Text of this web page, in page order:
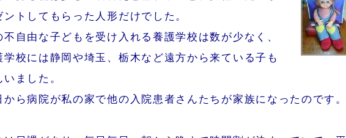
ントしてもらった人形だけでした。
自由な子どもを受け入れる養護学校は数が少なく、
学校には静岡や埼玉、栃木など遠方から来ている子も
ました。
ら病院が私の家で他の入院患者さんたちが家族になったのです。